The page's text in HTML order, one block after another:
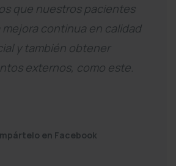
que nuestros pacientes
continua en calidad
y también obtener
externos, como este.
en Facebook